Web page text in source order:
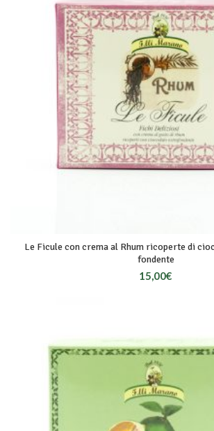
Le Ficule con crema al Rhum ricoperte di
fondente
15,00€